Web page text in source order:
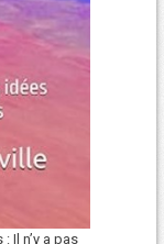
Il n’y a pas